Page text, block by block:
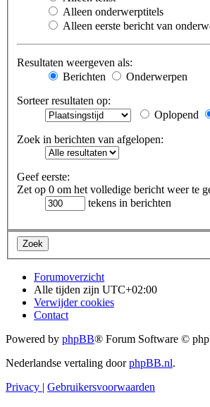
Alleen onderwerptitels
Alleen eerste bericht van
Resultaten weergeven als:
Berichten
Onderwerpen
Sorteer resultaten op:
Oplopend
Zoek in berichten van afgelopen:
Geef eerste:
Zet op 0 om het volledige bericht weer te
tekens in berichten
Forumoverzicht
Alle tijden zijn UTC+02:00
Verwijder cookies
Contact
Powered by phpBB® Forum Software ©
Nederlandse vertaling doorphpBB.nl.
Privacy | Gebruikersvoorwaarden